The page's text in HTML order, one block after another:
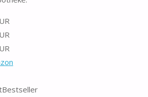
Bestseller